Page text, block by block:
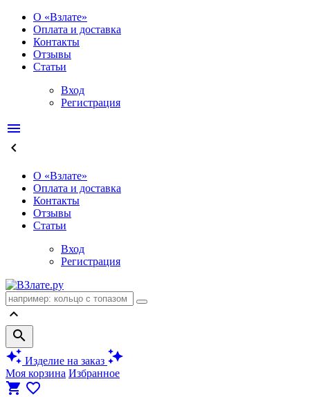
О «Взлате»
Оплата и доставка
Контакты
Отзывы
Статьи
Вход
Регистрация
menu
keyboard_arrow_left
О «Взлате»
Оплата и доставка
Контакты
Отзывы
Статьи
Вход
Регистрация
keyboard_arrow_up
search
auto_awesome Изделие на заказ auto_awesome
Моя корзина Избранное
shopping_cart favorite_border